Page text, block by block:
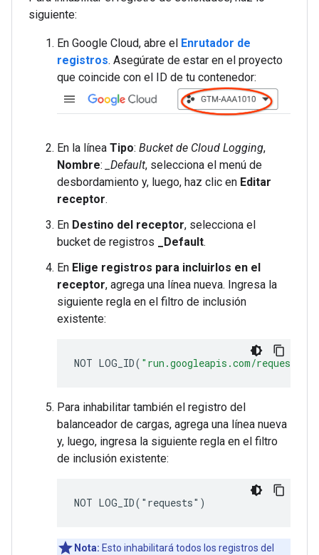
siguiente:
En Google Cloud, abre el Enrutador de
registros. Asegúrate de estar en el proyecto
que coincide con el ID de tu contenedor:
En la línea Tipo: Bucket de Cloud Logging,
Nombre: _Default, selecciona el menú de
desbordamiento y, luego, haz clic en Editar
receptor.
En Destino del receptor, selecciona el
bucket de registros
_Default.
En Elige registros para incluirlos en el
receptor, agrega una línea nueva. Ingresa la
siguiente regla en el filtro de inclusión
existente:
NOT LOG_ID( "run.googleapis.com/requests"
Para inhabilitar también el registro del
balanceador de cargas, agrega una línea nueva
y, luego, ingresa la siguiente regla en el filtro
de inclusión existente:
Nota: Esto inhabilitará todos los registros del